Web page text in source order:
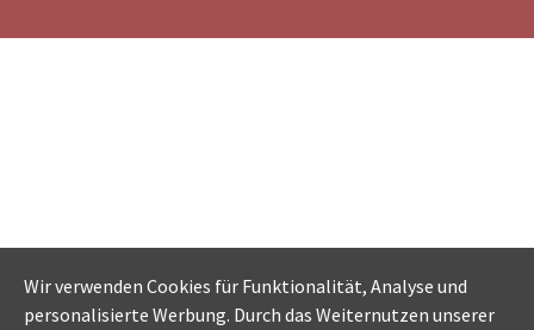
Wir verwenden Cookies für Funktionalität, Analyse und
personalisierte Werbung. Durch das Weiternutzen unserer